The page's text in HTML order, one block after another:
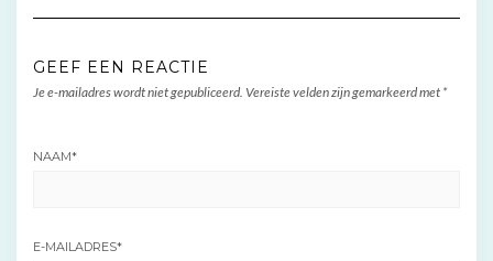
GEEF EEN REACTIE
Je e-mailadres wordt niet gepubliceerd. Vereiste velden zijn gemarkeerd met *
NAAM*
E-MAILADRES*